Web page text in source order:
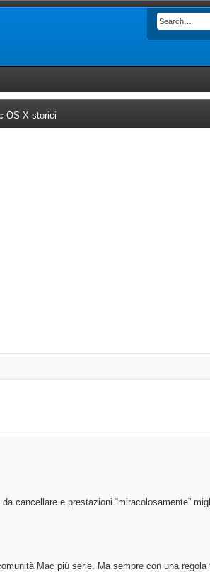
OS X storici
cancellare e prestazioni “miracolosamente”
Mac più serie. Ma sempre con una